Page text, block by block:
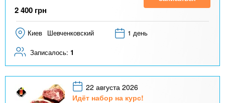
2 400 грн
Киев Шевченковский 1 день
Записалось: 1
22 августа 2026
Идёт набор на курс!